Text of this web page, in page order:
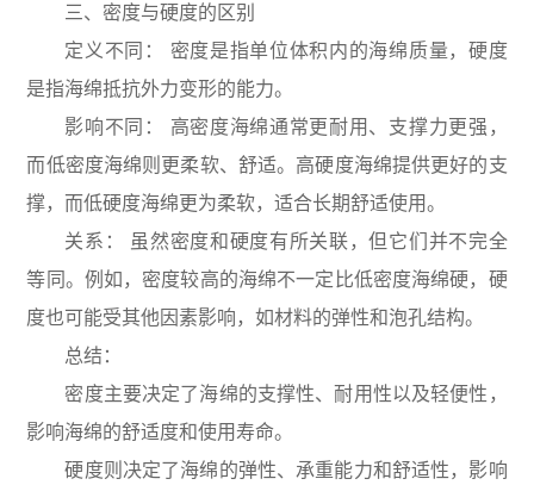
三、密度与硬度的区别
定义不同： 密度是指单位体积内的海绵质量，硬度
是指海绵抵抗外力变形的能力。
影响不同： 高密度海绵通常更耐用、支撑力更强，
而低密度海绵则更柔软、舒适。高硬度海绵提供更好的支
撑，而低硬度海绵更为柔软，适合长期舒适使用。
关系： 虽然密度和硬度有所关联，但它们并不完全
等同。例如，密度较高的海绵不一定比低密度海绵硬，硬
度也可能受其他因素影响，如材料的弹性和泡孔结构。
总结：
密度主要决定了海绵的支撑性、耐用性以及轻便性，
影响海绵的舒适度和使用寿命。
硬度则决定了海绵的弹性、承重能力和舒适性，影响